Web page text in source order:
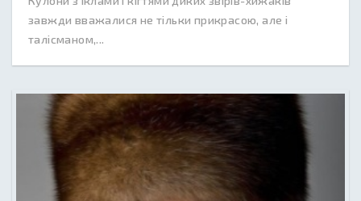
завжди вважалися не тільки прикрасою, але і
талісманом,...